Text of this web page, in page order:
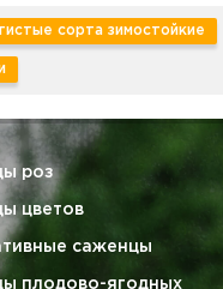
сорта зимостойкие
роз
цветов
саженцы
плодово-ягодных